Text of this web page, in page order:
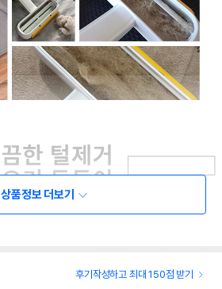
상품정보 더보기
후기작성하고 최대 150점 받기